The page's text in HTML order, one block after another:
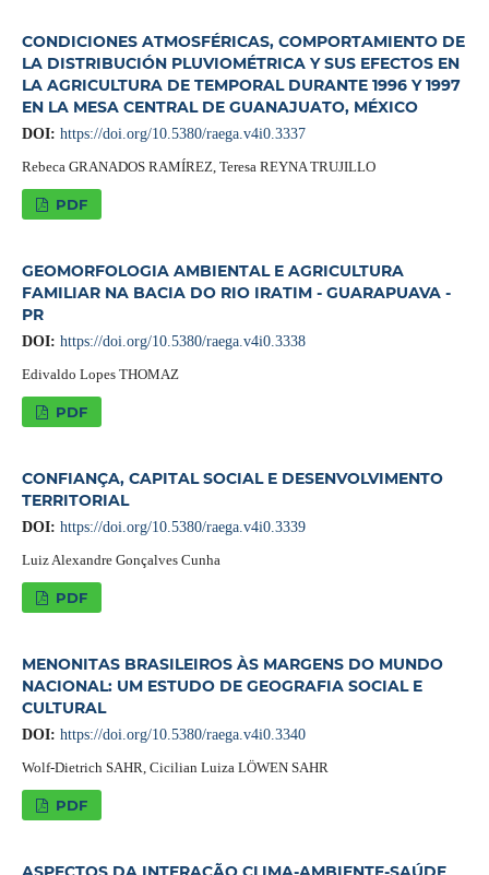
CONDICIONES ATMOSFÉRICAS, COMPORTAMIENTO DE
LA DISTRIBUCIÓN PLUVIOMÉTRICA Y SUS EFECTOS EN
LA AGRICULTURA DE TEMPORAL DURANTE 1996 Y 1997
EN LA MESA CENTRAL DE GUANAJUATO, MÉXICO
DOI: https://doi.org/10.5380/raega.v4i0.3337
Rebeca GRANADOS RAMÍREZ, Teresa REYNA TRUJILLO
PDF
GEOMORFOLOGIA AMBIENTAL E AGRICULTURA
FAMILIAR NA BACIA DO RIO IRATIM - GUARAPUAVA -
PR
DOI: https://doi.org/10.5380/raega.v4i0.3338
Edivaldo Lopes THOMAZ
PDF
CONFIANÇA, CAPITAL SOCIAL E DESENVOLVIMENTO
TERRITORIAL
DOI: https://doi.org/10.5380/raega.v4i0.3339
Luiz Alexandre Gonçalves Cunha
PDF
MENONITAS BRASILEIROS ÀS MARGENS DO MUNDO
NACIONAL: UM ESTUDO DE GEOGRAFIA SOCIAL E
CULTURAL
DOI: https://doi.org/10.5380/raega.v4i0.3340
Wolf-Dietrich SAHR, Cicilian Luiza LÖWEN SAHR
PDF